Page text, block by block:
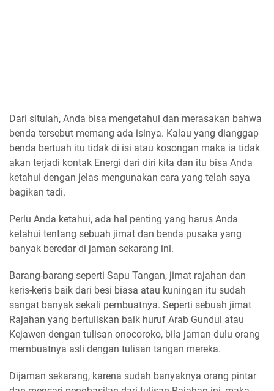
Dari situlah, Anda bisa mengetahui dan merasakan bahwa
benda tersebut memang ada isinya. Kalau yang dianggap
benda bertuah itu tidak di isi atau kosongan maka ia tidak
akan terjadi kontak Energi dari diri kita dan itu bisa Anda
ketahui dengan jelas mengunakan cara yang telah saya
bagikan tadi.
Perlu Anda ketahui, ada hal penting yang harus Anda
ketahui tentang sebuah jimat dan benda pusaka yang
banyak beredar di jaman sekarang ini.
Barang-barang seperti Sapu Tangan, jimat rajahan dan
keris-keris baik dari besi biasa atau kuningan itu sudah
sangat banyak sekali pembuatnya. Seperti sebuah jimat
Rajahan yang bertuliskan baik huruf Arab Gundul atau
Kejawen dengan tulisan onocoroko, bila jaman dulu orang
membuatnya asli dengan tulisan tangan mereka.
Dijaman sekarang, karena sudah banyaknya orang pintar